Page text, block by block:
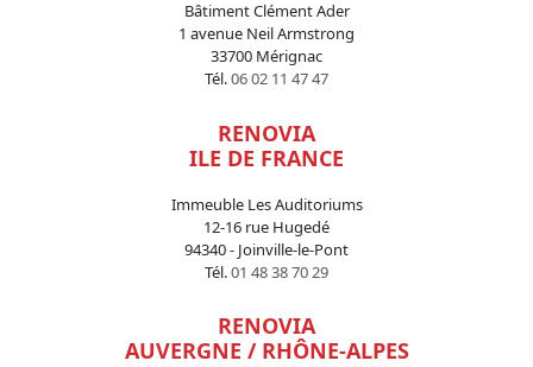
Bâtiment Clément Ader
1 avenue Neil Armstrong
33700 Mérignac
Tél.06 02 11 47 47
RENOVIA
ILE DE FRANCE
Immeuble Les Auditoriums
12-16 rue Hugedé
94340 - Joinville-le-Pont
Tél.01 48 38 70 29
RENOVIA
AUVERGNE / RHÔNE-ALPES